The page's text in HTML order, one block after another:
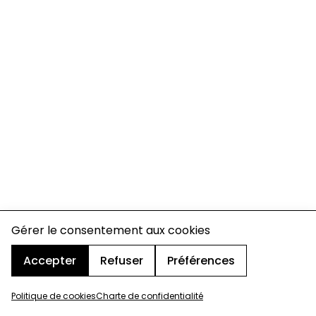
Gérer le consentement aux cookies
Accepter
Refuser Préférences
Politique de cookiesCharte de confidentialité